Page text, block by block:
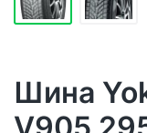
Шина